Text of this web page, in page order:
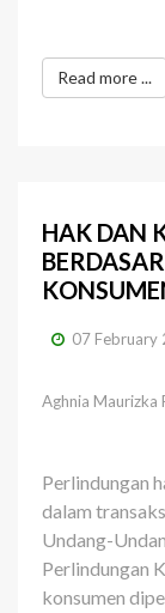
Read more ...
HAK DAN
07 February
Aghnia Maurizka
Perlindungan
dalam
Undang-
Perlindungan
konsumen